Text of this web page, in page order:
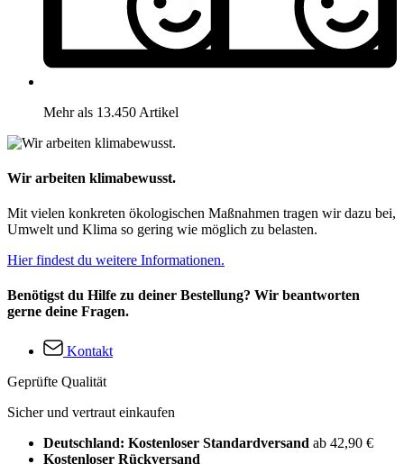
Mehr als 13.450 Artikel
Wir arbeiten klimabewusst.
Mit vielen konkreten ökologischen Maßnahmen tragen wir dazu bei,
Umwelt und Klima so gering wie möglich zu belasten.
Hier findest du weitere Informationen.
Benötigst du Hilfe zu deiner Bestellung? Wir beantworten
gerne deine Fragen.
Kontakt
Geprüfte Qualität
Sicher und vertraut einkaufen
Deutschland: Kostenloser Standardversand ab 42,90 €
Kostenloser Rückversand